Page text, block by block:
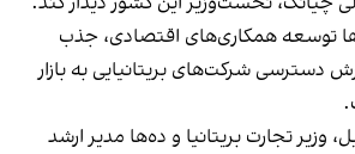
توسعه همکاری‌های اقتصادی، جذب
دسترسی شرکت‌های بریتانیایی به بازار
وزیر تجارت بریتانیا و ده‌ها مدیر ارشد